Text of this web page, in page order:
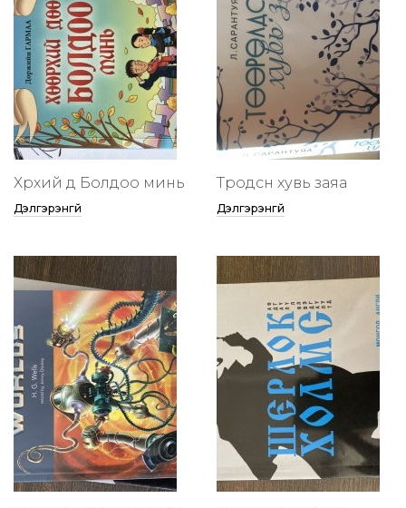
Хөөрхий дөө Болдоо минь
Дэлгэрэнгүй
Төөрөодсөн хувь заяа
Дэлгэрэнгүй